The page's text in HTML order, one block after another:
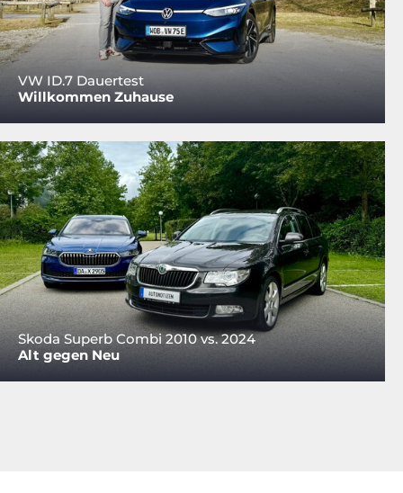
VW ID.7 Dauertest
Willkommen Zuhause
Skoda Superb Combi 2010 vs. 2024
Alt gegen Neu